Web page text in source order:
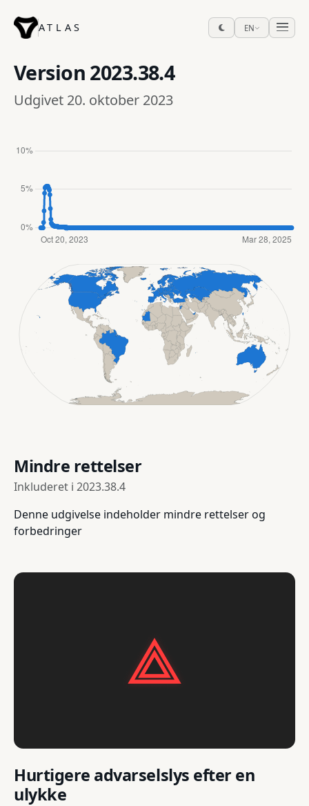
ATLAS EN
Version 2023.38.4
Udgivet 20. oktober 2023
Mindre rettelser
Inkluderet i 2023.38.4
Denne udgivelse indeholder mindre rettelser og
forbedringer
Hurtigere advarselslys efter en
ulykke